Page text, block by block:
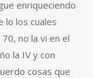
enriqueciendo
lo los cuales
no la vi en el
la IV y con
cosas que